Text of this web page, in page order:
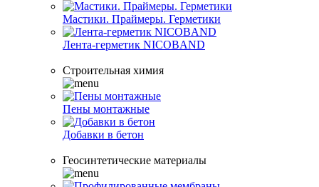
Мастики. Праймеры. Герметики
Лента-герметик NICOBAND
Строительная химия
Пены монтажные
Добавки в бетон
Геосинтетические материалы